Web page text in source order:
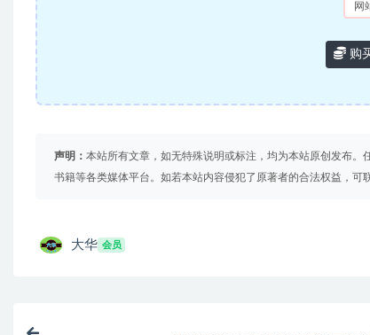
网
购
声明： 本站所有文章，如无特殊说明或标注，均为本站原创发布。
书籍等各类媒体平台。如若本站内容侵犯了原著者的合法权益，可
大华 会员